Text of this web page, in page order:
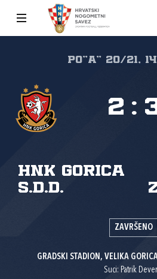
PO"A" 20/21,
HNK Gorica
s.d.d.
2 :
ZAVRŠENO
GRADSKI STADION, VELIKA
Suci: Patrik